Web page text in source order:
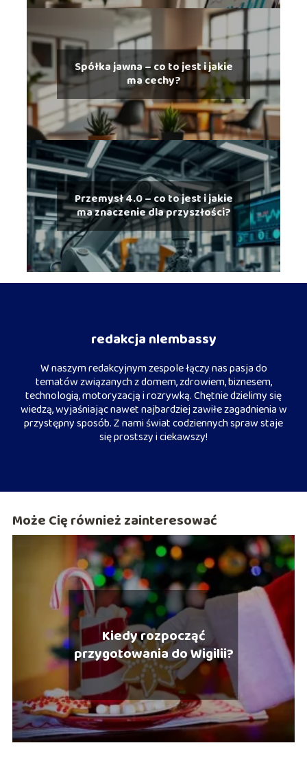
Spółka jawna – co to jest i jakie
ma cechy?
Przemysł 4.0 – co to jest i jakie
ma znaczenie dla przyszłości?
redakcja nlembassy
W naszym redakcyjnym zespole łączy nas pasja do
tematów związanych z domem, zdrowiem, biznesem,
technologią, motoryzacją i rozrywką. Chętnie dzielimy się
wiedzą, wyjaśniając nawet najbardziej zawiłe zagadnienia w
przystępny sposób. Z nami świat codziennych spraw staje
się prostszy i ciekawszy!
Może Cię również zainteresować
Kiedy rozpocząć
przygotowania do Wigilii?